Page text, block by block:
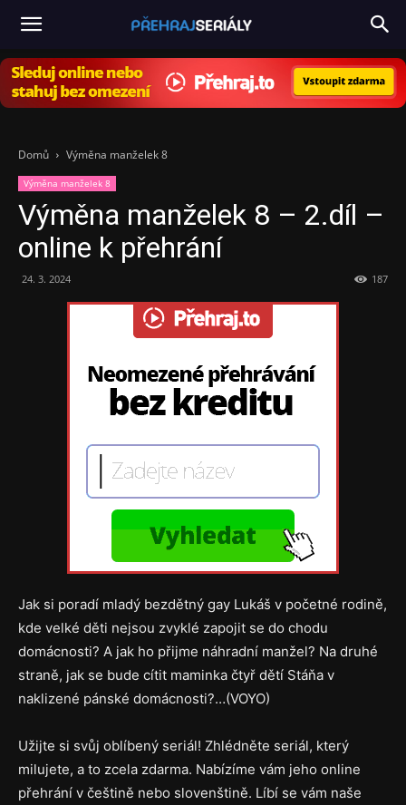
PřehrajSeriály.cz
Domů Výměna manželek 8
Výměna manželek 8
Výměna manželek 8 – 2.díl –
online k přehrání
24. 3. 2024 187
Jak si poradí mladý bezdětný gay Lukáš v početné rodině,
kde velké děti nejsou zvyklé zapojit se do chodu
domácnosti? A jak ho přijme náhradní manžel? Na druhé
straně, jak se bude cítit maminka čtyř dětí Stáňa v
naklizené pánské domácnosti?…(VOYO)
Užijte si svůj oblíbený seriál! Zhlédněte seriál, který
milujete, a to zcela zdarma. Nabízíme vám jeho online
přehrání v češtině nebo slovenštině. Líbí se vám naše